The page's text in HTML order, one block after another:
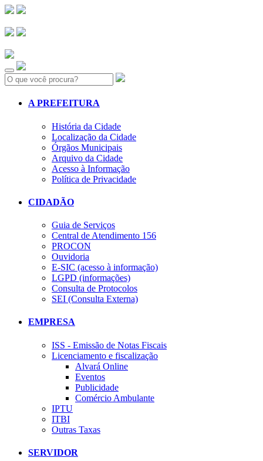
Search:
A PREFEITURA
História da Cidade
Localização da Cidade
Órgãos Municipais
Arquivo da Cidade
Acesso à Informação
Política de Privacidade
CIDADÃO
Guia de Serviços
Central de Atendimento 156
PROCON
Ouvidoria
E-SIC (acesso à informação)
LGPD (informações)
Consulta de Protocolos
SEI (Consulta Externa)
EMPRESA
ISS - Emissão de Notas Fiscais
Licenciamento e fiscalização
Alvará Online
Eventos
Publicidade
Comércio Ambulante
IPTU
ITBI
Outras Taxas
SERVIDOR